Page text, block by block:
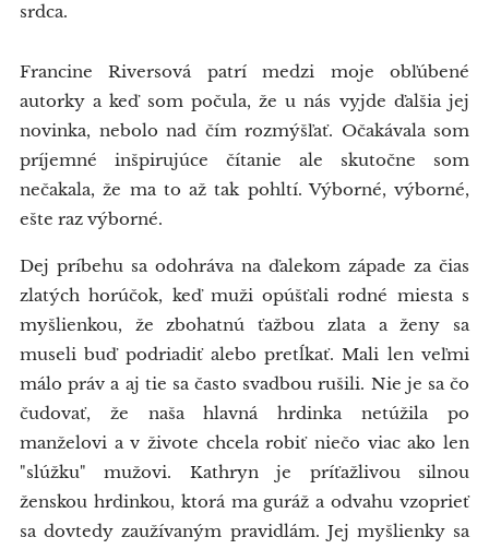
srdca.
Francine Riversová patrí medzi moje obľúbené
autorky a keď som počula, že u nás vyjde ďalšia jej
novinka, nebolo nad čím rozmýšľať. Očakávala som
príjemné inšpirujúce čítanie ale skutočne som
nečakala, že ma to až tak pohltí. Výborné, výborné,
ešte raz výborné.
Dej príbehu sa odohráva na ďalekom západe za čias
zlatých horúčok, keď muži opúšťali rodné miesta s
myšlienkou, že zbohatnú ťažbou zlata a ženy sa
museli buď podriadiť alebo pretĺkať. Mali len veľmi
málo práv a aj tie sa často svadbou rušili. Nie je sa čo
čudovať, že naša hlavná hrdinka netúžila po
manželovi a v živote chcela robiť niečo viac ako len
"slúžku" mužovi. Kathryn je príťažlivou silnou
ženskou hrdinkou, ktorá ma guráž a odvahu vzoprieť
sa dovtedy zaužívaným pravidlám. Jej myšlienky sa